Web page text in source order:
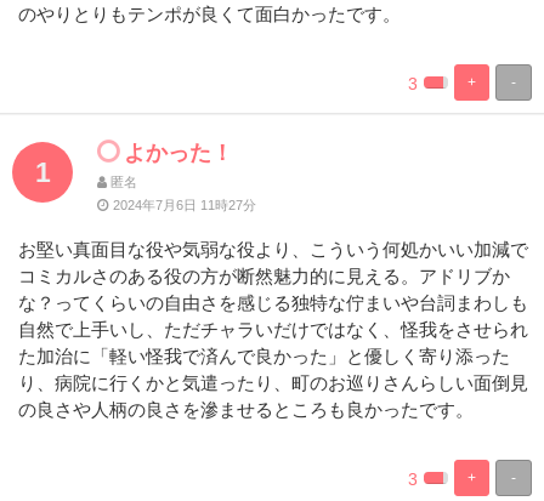
のやりとりもテンポが良くて面白かったです。
-
+
%
Complete
100%
Complete
3
1
よかった！
匿名
2024年7月6日 11時27分
お堅い真面目な役や気弱な役より、こういう何処かいい加減で
コミカルさのある役の方が断然魅力的に見える。アドリブか
な？ってくらいの自由さを感じる独特な佇まいや台詞まわしも
自然で上手いし、ただチャラいだけではなく、怪我をさせられ
た加治に「軽い怪我で済んで良かった」と優しく寄り添った
り、病院に行くかと気遣ったり、町のお巡りさんらしい面倒見
の良さや人柄の良さを滲ませるところも良かったです。
-
+
%100%
3